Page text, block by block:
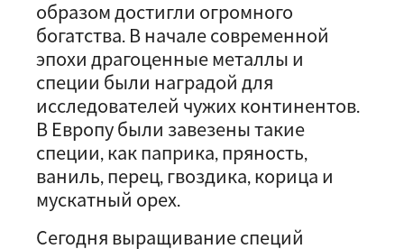
образом достигли огромного
богатства. В начале современной
эпохи драгоценные металлы и
специи были наградой для
исследователей чужих континентов.
В Европу были завезены такие
специи, как паприка, пряность,
ваниль, перец, гвоздика, корица и
мускатный орех.
Сегодня выращивание специй